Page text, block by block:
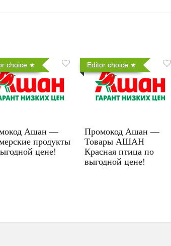
choice
Ашан —
продукты
цене!
Editor choice
Промокод Ашан —
Товары АШАН
Красная птица по
выгодной цене!